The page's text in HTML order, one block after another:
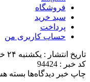
فروشگاه
سبد خرید
پرداخت
حساب کاربری من
تاریخ انتشار : یکشنبه ۲۴ خرداد ۱۴۰۵ - ۱۷:۰۱
کد خبر : 94424
چاپ خبر دیدگاه‌ها برای
بسته